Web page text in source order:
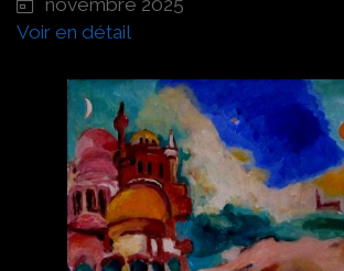
Voir en détail